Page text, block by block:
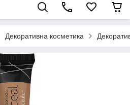
Декоративна косметика